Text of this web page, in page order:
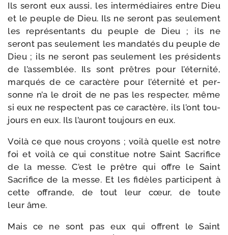
Ils seront eux aus­si, les inter­mé­diaires entre Dieu
et le peuple de Dieu. Ils ne seront pas seule­ment
les repré­sen­tants du peuple de Dieu ; ils ne
seront pas seule­ment les man­da­tés du peuple de
Dieu ; ils ne seront pas seule­ment les pré­si­dents
de l’assemblée. Ils sont prêtres pour l’éternité,
mar­qués de ce carac­tère pour l’éternité et per­
sonne n’a le droit de ne pas les res­pec­ter, même
si eux ne res­pectent pas ce carac­tère, ils l’ont tou­
jours en eux. Ils l’auront tou­jours en eux.
Voilà ce que nous croyons ; voi­là quelle est notre
foi et voi­là ce qui consti­tue notre Saint Sacrifice
de la messe. C’est le prêtre qui offre le Saint
Sacrifice de la messe. Et les fidèles par­ti­cipent à
cette offrande, de tout leur cœur, de toute
leur âme.
Mais ce ne sont pas eux qui offrent le Saint